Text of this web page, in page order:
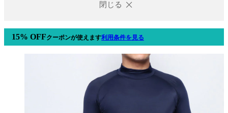
閉じる
15% OFFクーポンが使えます利用条件を見る